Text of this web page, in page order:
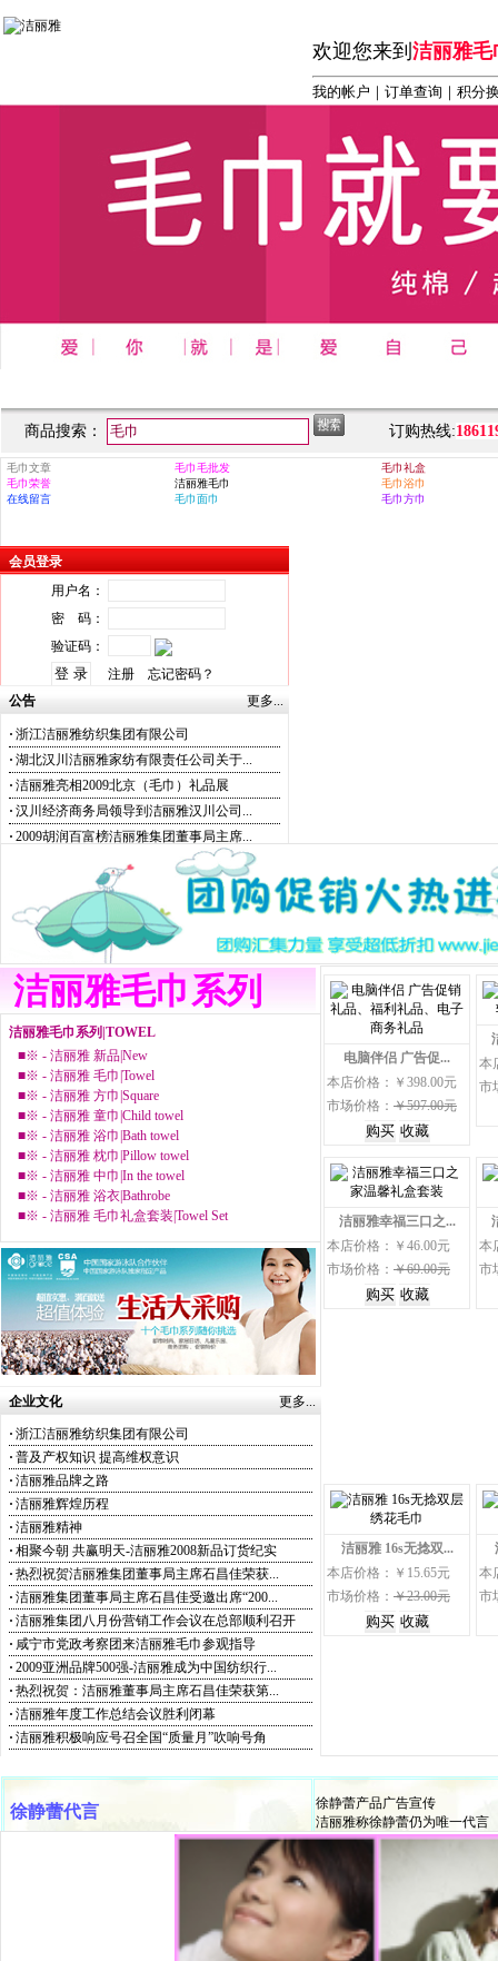
欢迎您来到 洁丽雅毛
我的帐户 ｜ 订单查询 ｜积分
商品搜索： 订购热线:
毛巾文章 毛巾毛批发
毛巾礼盒
毛巾荣誉
洁丽雅毛巾
毛巾浴巾
在线留言
毛巾面巾 毛巾方巾
会员登录
用户名：
密 码：
验证码：
注册
忘记密码？
更多...
公告
· 浙江洁丽雅纺织集团有限公司
· 湖北汉川洁丽雅家纺有限责任公司关于...
· 洁丽雅亮相2009北京（毛巾）礼品展
· 汉川经济商务局领导到洁丽雅汉川公司...
· 2009胡润百富榜洁丽雅集团董事局主席...
电脑伴侣 广告促...
本店价格：￥398.00元
市场价格： ￥597.00元
本
市
洁丽雅幸福三口之...
本店价格：￥46.00元
市场价格： ￥69.00元
本
市
洁丽雅 16s无捻双...
本店价格：￥15.65元
市场价格： ￥23.00元
本
市
洁丽雅毛巾系列
洁丽雅毛巾系列|TOWEL
■※ - 洁丽雅 新品|New
■※ - 洁丽雅 毛巾|Towel
■※ - 洁丽雅 方巾|Square
■※ - 洁丽雅 童巾|Child towel
■※ - 洁丽雅 浴巾|Bath towel
■※ - 洁丽雅 枕巾|Pillow towel
■※ - 洁丽雅 中巾|In the towel
■※ - 洁丽雅 浴衣|Bathrobe
■※ - 洁丽雅 毛巾礼盒套装|Towel Set
更多...
企业文化
· 浙江洁丽雅纺织集团有限公司
· 普及产权知识 提高维权意识
· 洁丽雅品牌之路
· 洁丽雅辉煌历程
· 洁丽雅精神
· 相聚今朝 共赢明天-洁丽雅2008新品订货纪实
· 热烈祝贺洁丽雅集团董事局主席石昌佳荣获...
· 洁丽雅集团董事局主席石昌佳受邀出席“200...
· 洁丽雅集团八月份营销工作会议在总部顺利召开
· 咸宁市党政考察团来洁丽雅毛巾参观指导
· 2009亚洲品牌500强-洁丽雅成为中国纺织行...
· 热烈祝贺：洁丽雅董事局主席石昌佳荣获第...
· 洁丽雅年度工作总结会议胜利闭幕
· 洁丽雅积极响应号召全国“质量月”吹响号角
徐静蕾代言
徐静蕾产品广告宣传
洁丽雅称徐静蕾仍为唯一代言